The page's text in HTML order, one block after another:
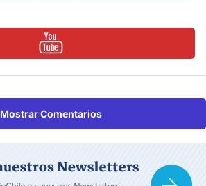
Mostrar Comentarios